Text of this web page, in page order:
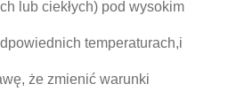
lub ciekłych) pod wysokim
temperaturach,i
że zmienić warunki